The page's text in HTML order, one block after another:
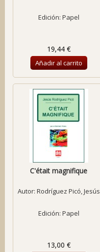
Edición: Papel
19,44 €
Añadir al carrito
C'était magnifique
Autor: Rodríguez Picó, Jesús
Edición: Papel
13,00 €